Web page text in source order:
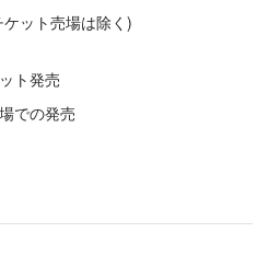
ット売場は除く)
ト発売
での発売